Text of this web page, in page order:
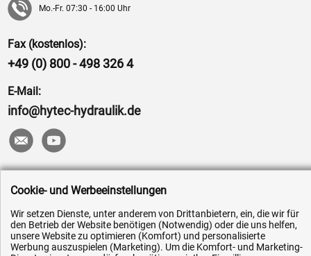
Mo.-Fr. 07:30 - 16:00 Uhr
Fax (kostenlos):
+49 (0) 800 - 498 326 4
E-Mail:
info@hytec-hydraulik.de
Hilfe & Service
Versandkosten
Zahlungsarten
Service
Cookie- und Werbeeinstellungen
Wir setzen Dienste, unter anderem von Drittanbietern, ein, die wir für
den Betrieb der Website benötigen (Notwendig) oder die uns helfen,
unsere Website zu optimieren (Komfort) und personalisierte
Werbung auszuspielen (Marketing). Um die Komfort- und Marketing-